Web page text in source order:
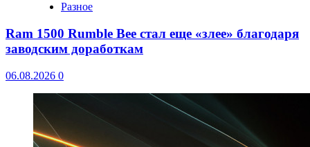
Разное
Ram 1500 Rumble Bee стал еще «злее» благодаря
заводским доработкам
06.08.2026 0